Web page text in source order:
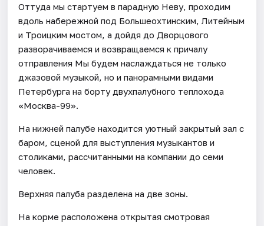
Оттуда мы стартуем в парадную Неву, проходим
вдоль набережной под Большеохтинским, Литейным
и Троицким мостом, а дойдя до Дворцового
разворачиваемся и возвращаемся к причалу
отправления Мы будем наслаждаться не только
джазовой музыкой, но и панорамными видами
Петербурга на борту двухпалубного теплохода
«Москва-99».
На нижней палубе находится уютный закрытый зал с
баром, сценой для выступления музыкантов и
столиками, рассчитанными на компании до семи
человек.
Верхняя палуба разделена на две зоны.
На корме расположена открытая смотровая